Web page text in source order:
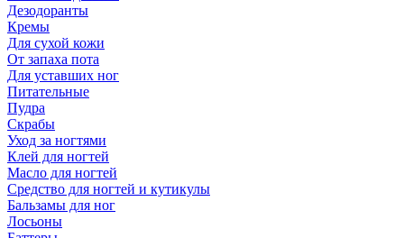
Дезодоранты
Кремы
Для сухой кожи
От запаха пота
Для уставших ног
Питательные
Пудра
Скрабы
Уход за ногтями
Клей для ногтей
Масло для ногтей
Средство для ногтей и кутикулы
Бальзамы для ног
Лосьоны